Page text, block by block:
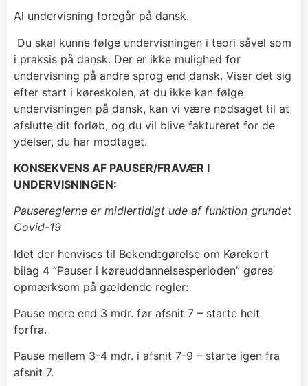
Al undervisning foregår på dansk.
Du skal kunne følge undervisningen i teori såvel som
i praksis på dansk. Der er ikke mulighed for
undervisning på andre sprog end dansk. Viser det sig
efter start i køreskolen, at du ikke kan følge
undervisningen på dansk, kan vi være nødsaget til at
afslutte dit forløb, og du vil blive faktureret for de
ydelser, du har modtaget.
KONSEKVENS AF PAUSER/FRAVÆR I
UNDERVISNINGEN:
Pausereglerne er midlertidigt ude af funktion grundet
Covid-19
Idet der henvises til Bekendtgørelse om Kørekort
bilag 4 ”Pauser i køreuddannelsesperioden” gøres
opmærksom på gældende regler:
Pause mere end 3 mdr. før afsnit 7 – starte helt
forfra.
Pause mellem 3-4 mdr. i afsnit 7-9 – starte igen fra
afsnit 7.